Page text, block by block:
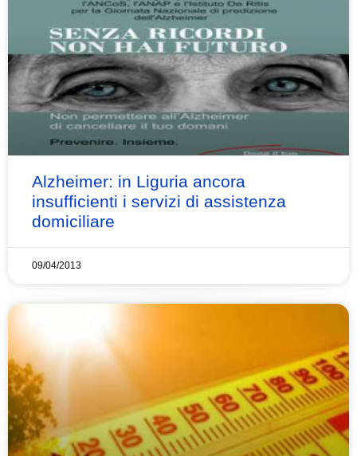
Alzheimer: in Liguria ancora
insufficienti i servizi di assistenza
domiciliare
09/04/2013